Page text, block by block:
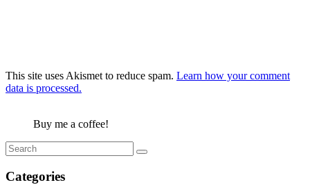
This site uses Akismet to reduce spam. Learn how your comment
data is processed.
Buy me a coffee!
Categories